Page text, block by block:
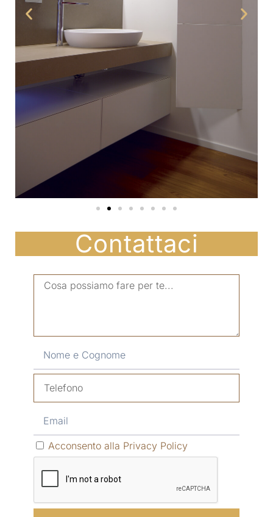
Contattaci
Acconsento alla Privacy Policy